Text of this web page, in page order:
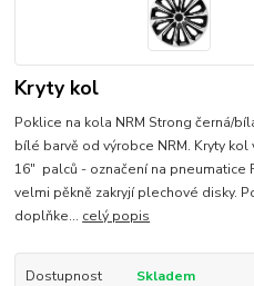
Kryty kol
Poklice na kola NRM Strong černá/
bílé barvě od výrobce NRM. Kryty
16" palců - označení na pneumatice
velmi pěkně zakryjí plechové disky.
doplňke... celý popis
Dostupnost
Skladem